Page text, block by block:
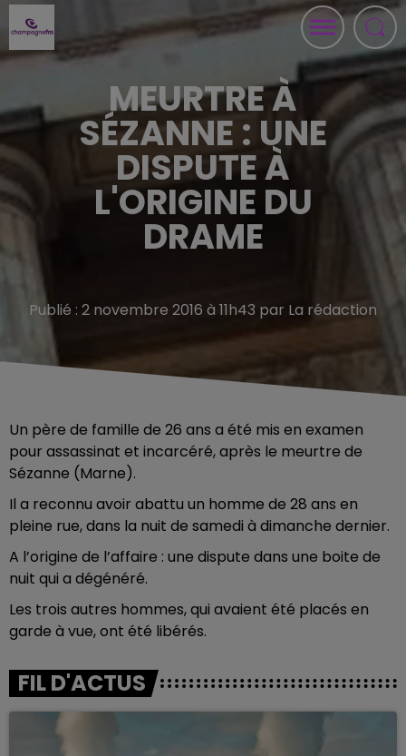
MEURTRE À
SÉZANNE : UNE
DISPUTE À
L'ORIGINE DU
DRAME
Publié : 2 novembre 2016 à 11h43 par La rédaction
Un père de famille de 26 ans a été mis en examen
pour assassinat et incarcéré, après le meurtre de
Sézanne (Marne).
Il a reconnu avoir abattu un homme de 28 ans en
pleine rue, dans la nuit de samedi à dimanche dernier.
A l’origine de l’affaire : une dispute dans une boite de
nuit qui a dégénéré.
Les trois autres hommes, qui avaient été placés en
garde à vue, ont été libérés.
FIL D'ACTUS